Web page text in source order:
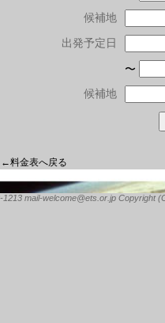
候補地
出発予定日
〜
候補地
←料金表へ戻る
mail-welcome@ets.or.jp Copyright